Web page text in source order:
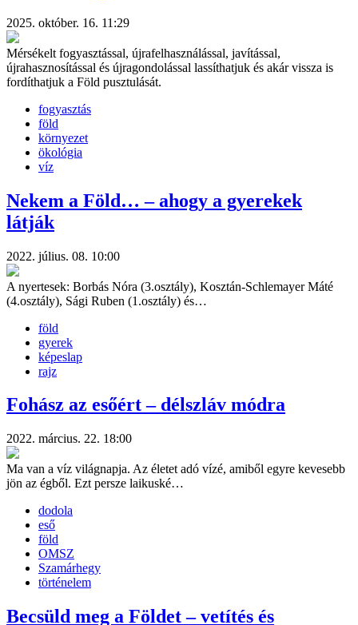
2025. október. 16. 11:29
Mérsékelt fogyasztással, újrafelhasználással, javítással,
újrahasznosítással és újragondolással lassíthatjuk és akár vissza is
fordíthatjuk a Föld pusztulását.
fogyasztás
föld
környezet
ökológia
víz
Nekem a Föld… – ahogy a gyerekek
látják
2022. július. 08. 10:00
A nyertesek: Borbás Nóra (3.osztály), Kosztán-Schlemayer Máté
(4.osztály), Sági Ruben (1.osztály) és…
föld
gyerek
képeslap
rajz
Fohász az esőért – délszláv módra
2022. március. 22. 18:00
Ma van a víz világnapja. Az életet adó vízé, amiből egyre kevesebb
jön az égből. Ezt persze laikuské…
dodola
eső
föld
OMSZ
Szamárhegy
történelem
Becsüld meg a Földet – vetítés és